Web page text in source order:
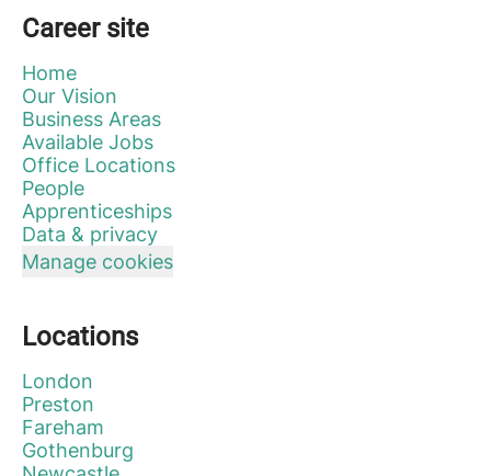
Career site
Home
Our Vision
Business Areas
Available Jobs
Office Locations
People
Apprenticeships
Data & privacy
Manage cookies
Locations
London
Preston
Fareham
Gothenburg